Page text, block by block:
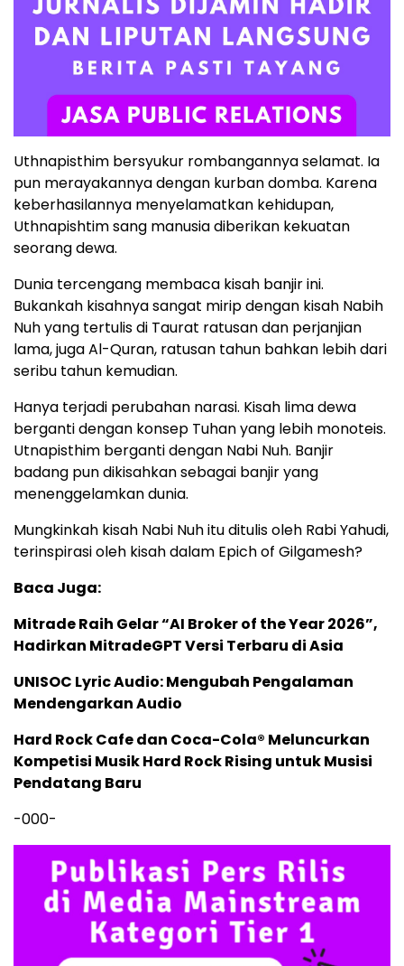
Uthnapisthim bersyukur rombangannya selamat. Ia
pun merayakannya dengan kurban domba. Karena
keberhasilannya menyelamatkan kehidupan,
Uthnapishtim sang manusia diberikan kekuatan
seorang dewa.
Dunia tercengang membaca kisah banjir ini.
Bukankah kisahnya sangat mirip dengan kisah Nabih
Nuh yang tertulis di Taurat ratusan dan perjanjian
lama, juga Al-Quran, ratusan tahun bahkan lebih dari
seribu tahun kemudian.
Hanya terjadi perubahan narasi. Kisah lima dewa
berganti dengan konsep Tuhan yang lebih monoteis.
Utnapisthim berganti dengan Nabi Nuh. Banjir
badang pun dikisahkan sebagai banjir yang
menenggelamkan dunia.
Mungkinkah kisah Nabi Nuh itu ditulis oleh Rabi Yahudi,
terinspirasi oleh kisah dalam Epich of Gilgamesh?
Baca Juga:
Mitrade Raih Gelar “AI Broker of the Year 2026”,
Hadirkan MitradeGPT Versi Terbaru di Asia
UNISOC Lyric Audio: Mengubah Pengalaman
Mendengarkan Audio
Hard Rock Cafe dan Coca-Cola® Meluncurkan
Kompetisi Musik Hard Rock Rising untuk Musisi
Pendatang Baru
-000-